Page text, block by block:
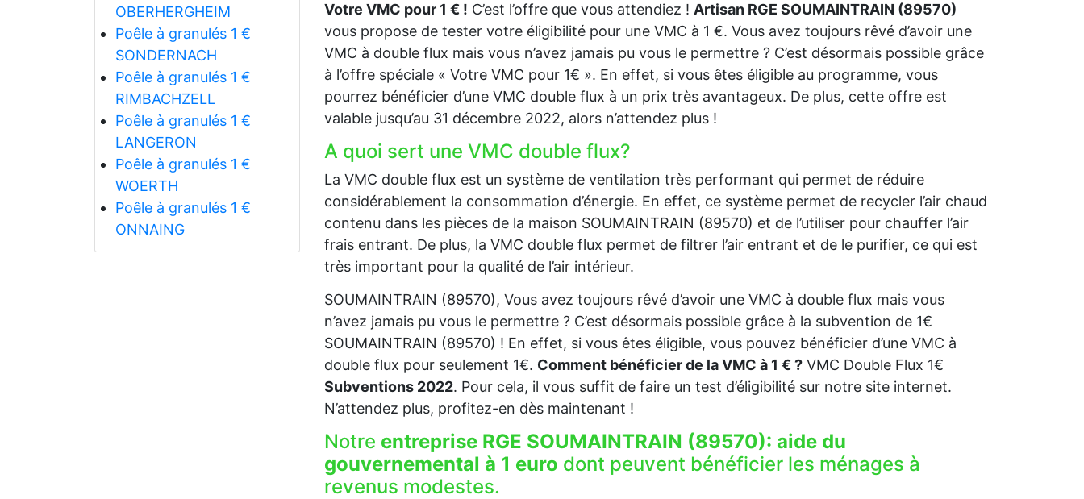
OBERHERGHEIM
Poêle à granulés 1 €
SONDERNACH
Poêle à granulés 1 €
RIMBACHZELL
Poêle à granulés 1 €
LANGERON
Poêle à granulés 1 €
WOERTH
Poêle à granulés 1 €
ONNAING
Votre VMC pour 1 € ! C’est l’offre que vous attendiez ! Artisan RGE SOUMAINTRAIN (89570)
vous propose de tester votre éligibilité pour une VMC à 1 €. Vous avez toujours rêvé d’avoir une
VMC à double flux mais vous n’avez jamais pu vous le permettre ? C’est désormais possible grâce
à l’offre spéciale « Votre VMC pour 1€ ». En effet, si vous êtes éligible au programme, vous
pourrez bénéficier d’une VMC double flux à un prix très avantageux. De plus, cette offre est
valable jusqu’au 31 décembre 2022, alors n’attendez plus !
A quoi sert une VMC double flux?
La VMC double flux est un système de ventilation très performant qui permet de réduire
considérablement la consommation d’énergie. En effet, ce système permet de recycler l’air chaud
contenu dans les pièces de la maison SOUMAINTRAIN (89570) et de l’utiliser pour chauffer l’air
frais entrant. De plus, la VMC double flux permet de filtrer l’air entrant et de le purifier, ce qui est
très important pour la qualité de l’air intérieur.
SOUMAINTRAIN (89570), Vous avez toujours rêvé d’avoir une VMC à double flux mais vous
n’avez jamais pu vous le permettre ? C’est désormais possible grâce à la subvention de 1€
SOUMAINTRAIN (89570) ! En effet, si vous êtes éligible, vous pouvez bénéficier d’une VMC à
double flux pour seulement 1€. Comment bénéficier de la VMC à 1 € ? VMC Double Flux 1€
Subventions 2022. Pour cela, il vous suffit de faire un test d’éligibilité sur notre site internet.
N’attendez plus, profitez-en dès maintenant !
Notre entreprise RGE SOUMAINTRAIN (89570): aide du
gouvernemental à 1 euro dont peuvent bénéficier les ménages à
revenus modestes.